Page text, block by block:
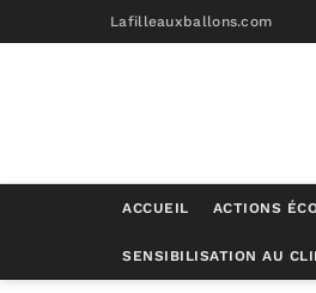
Lafilleauxballons.com
ACCUEIL ACTIONS
SENSIBILISATION AU